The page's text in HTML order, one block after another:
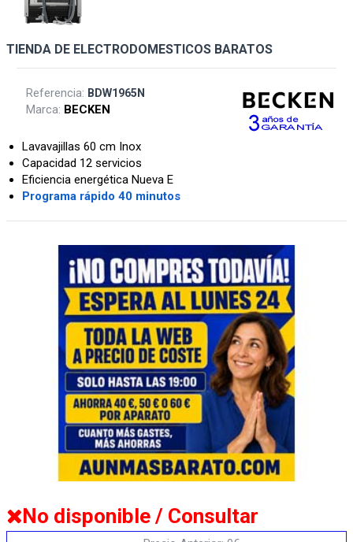
TIENDA DE ELECTRODOMESTICOS BARATOS
Referencia: BDW1965N
Marca: BECKEN
Lavavajillas 60 cm Inox
Capacidad 12 servicios
Eficiencia energética Nueva E
Programa rápido 40 minutos
No disponible / Consultar